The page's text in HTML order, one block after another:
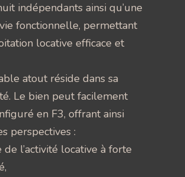
indépendants ainsi qu’une
fonctionnelle, permettant
locative efficace et
atout réside dans sa
Le bien peut facilement
en F3, offrant ainsi
perspectives :
l’activité locative à forte